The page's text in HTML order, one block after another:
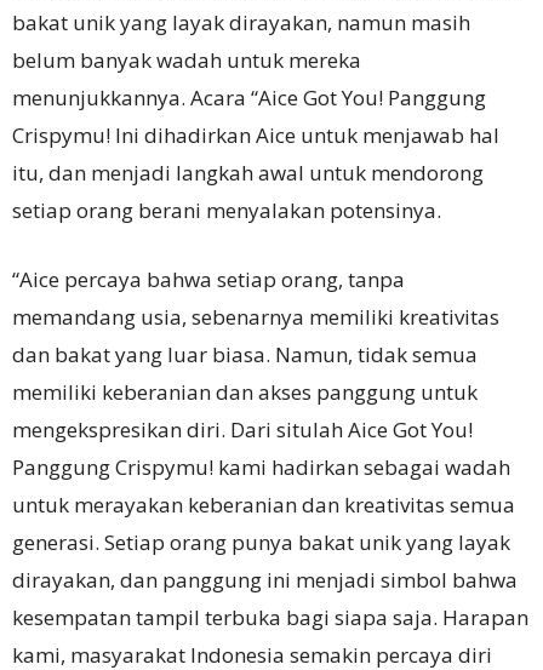
bakat unik yang layak dirayakan, namun masih
belum banyak wadah untuk mereka
menunjukkannya. Acara “Aice Got You! Panggung
Crispymu! Ini dihadirkan Aice untuk menjawab hal
itu, dan menjadi langkah awal untuk mendorong
setiap orang berani menyalakan potensinya.
“Aice percaya bahwa setiap orang, tanpa
memandang usia, sebenarnya memiliki kreativitas
dan bakat yang luar biasa. Namun, tidak semua
memiliki keberanian dan akses panggung untuk
mengekspresikan diri. Dari situlah Aice Got You!
Panggung Crispymu! kami hadirkan sebagai wadah
untuk merayakan keberanian dan kreativitas semua
generasi. Setiap orang punya bakat unik yang layak
dirayakan, dan panggung ini menjadi simbol bahwa
kesempatan tampil terbuka bagi siapa saja. Harapan
kami, masyarakat Indonesia semakin percaya diri